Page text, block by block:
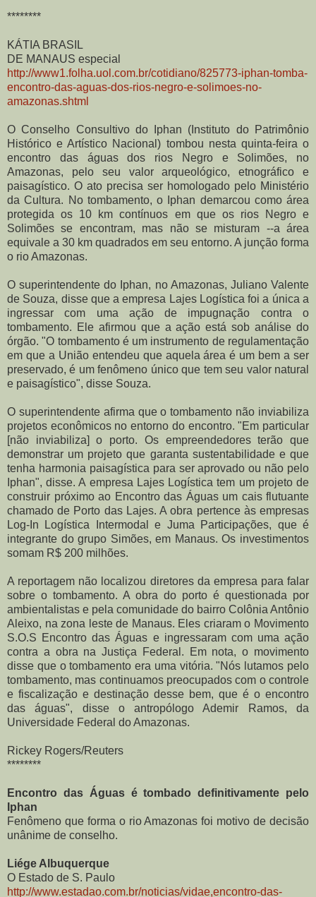
********
KÁTIA BRASIL
DE MANAUS especial
http://www1.folha.uol.com.br/cotidiano/825773-iphan-tomba-
encontro-das-aguas-dos-rios-negro-e-solimoes-no-
amazonas.shtml
O Conselho Consultivo do Iphan (Instituto do Patrimônio
Histórico e Artístico Nacional) tombou nesta quinta-feira o
encontro das águas dos rios Negro e Solimões, no
Amazonas, pelo seu valor arqueológico, etnográfico e
paisagístico. O ato precisa ser homologado pelo Ministério
da Cultura. No tombamento, o Iphan demarcou como área
protegida os 10 km contínuos em que os rios Negro e
Solimões se encontram, mas não se misturam --a área
equivale a 30 km quadrados em seu entorno. A junção forma
o rio Amazonas.
O superintendente do Iphan, no Amazonas, Juliano Valente
de Souza, disse que a empresa Lajes Logística foi a única a
ingressar com uma ação de impugnação contra o
tombamento. Ele afirmou que a ação está sob análise do
órgão. "O tombamento é um instrumento de regulamentação
em que a União entendeu que aquela área é um bem a ser
preservado, é um fenômeno único que tem seu valor natural
e paisagístico", disse Souza.
O superintendente afirma que o tombamento não inviabiliza
projetos econômicos no entorno do encontro. "Em particular
[não inviabiliza] o porto. Os empreendedores terão que
demonstrar um projeto que garanta sustentabilidade e que
tenha harmonia paisagística para ser aprovado ou não pelo
Iphan", disse. A empresa Lajes Logística tem um projeto de
construir próximo ao Encontro das Águas um cais flutuante
chamado de Porto das Lajes. A obra pertence às empresas
Log-In Logística Intermodal e Juma Participações, que é
integrante do grupo Simões, em Manaus. Os investimentos
somam R$ 200 milhões.
A reportagem não localizou diretores da empresa para falar
sobre o tombamento. A obra do porto é questionada por
ambientalistas e pela comunidade do bairro Colônia Antônio
Aleixo, na zona leste de Manaus. Eles criaram o Movimento
S.O.S Encontro das Águas e ingressaram com uma ação
contra a obra na Justiça Federal. Em nota, o movimento
disse que o tombamento era uma vitória. "Nós lutamos pelo
tombamento, mas continuamos preocupados com o controle
e fiscalização e destinação desse bem, que é o encontro
das águas", disse o antropólogo Ademir Ramos, da
Universidade Federal do Amazonas.
Rickey Rogers/Reuters
********
Encontro das Águas é tombado definitivamente pelo
Iphan
Fenômeno que forma o rio Amazonas foi motivo de decisão
unânime de conselho.
Liége Albuquerque
O Estado de S. Paulo
http://www.estadao.com.br/noticias/vidae,encontro-das-